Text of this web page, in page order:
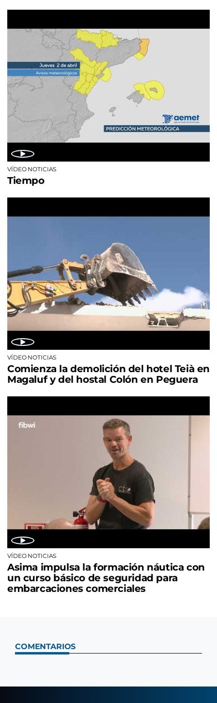
VÍDEO NOTICIAS
Tiempo
VÍDEO NOTICIAS
Comienza la demolición del hotel Teià en
Magaluf y del hostal Colón en Peguera
VÍDEO NOTICIAS
Asima impulsa la formación náutica con
un curso básico de seguridad para
embarcaciones comerciales
COMENTARIOS